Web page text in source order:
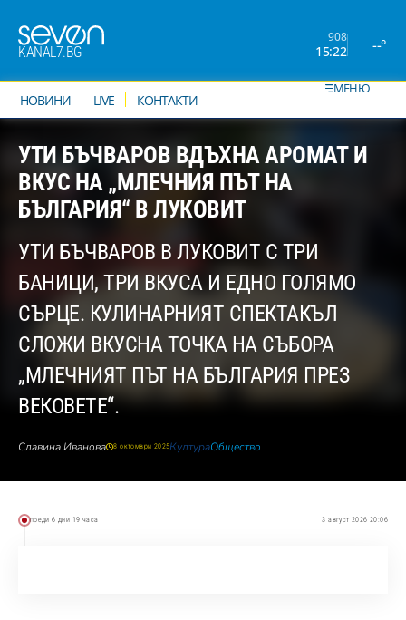
KANAL7.BG
908
15:22 --°
НОВИНИ LIVE КОНТАКТИ
МЕНЮ
УТИ БЪЧВАРОВ ВДЪХНА АРОМАТ И
ВКУС НА „МЛЕЧНИЯ ПЪТ НА
БЪЛГАРИЯ“ В ЛУКОВИТ
УТИ БЪЧВАРОВ В ЛУКОВИТ С ТРИ
БАНИЦИ, ТРИ ВКУСА И ЕДНО ГОЛЯМО
СЪРЦЕ. КУЛИНАРНИЯТ СПЕКТАКЪЛ
СЛОЖИ ВКУСНА ТОЧКА НА СЪБОРА
„МЛЕЧНИЯТ ПЪТ НА БЪЛГАРИЯ ПРЕЗ
ВЕКОВЕТЕ“.
Славина Иванова 8 октомври 2025КултураОбщество
преди 6 дни 19 часа 3 август 2026 20:06